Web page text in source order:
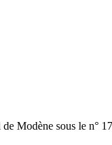
Modène sous le n°